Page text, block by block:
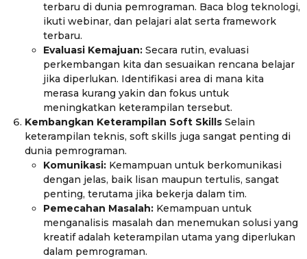
terbaru di dunia pemrograman. Baca blog teknologi,
ikuti webinar, dan pelajari alat serta framework
terbaru.
Evaluasi Kemajuan:Secara rutin, evaluasi
perkembangan kita dan sesuaikan rencana belajar
jika diperlukan. Identifikasi area di mana kita
merasa kurang yakin dan fokus untuk
meningkatkan keterampilan tersebut.
Kembangkan Keterampilan Soft Skills Selain
keterampilan teknis, soft skills juga sangat penting di
dunia pemrograman.
Komunikasi:Kemampuan untuk berkomunikasi
dengan jelas, baik lisan maupun tertulis, sangat
penting, terutama jika bekerja dalam tim.
Pemecahan Masalah:Kemampuan untuk
menganalisis masalah dan menemukan solusi yang
kreatif adalah keterampilan utama yang diperlukan
dalam pemrograman.